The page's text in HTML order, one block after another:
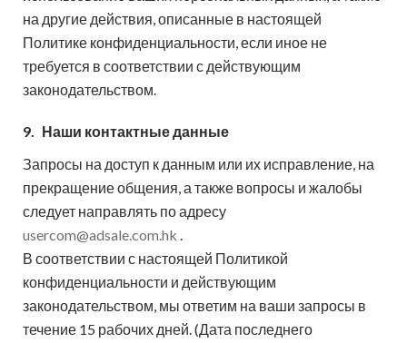
на другие действия, описанные в настоящей
Политике конфиденциальности, если иное не
требуется в соответствии с действующим
законодательством.
9. Наши контактные данные
Запросы на доступ к данным или их исправление, на
прекращение общения, а также вопросы и жалобы
следует направлять по адресу
usercom@adsale.com.hk .
В соответствии с настоящей Политикой
конфиденциальности и действующим
законодательством, мы ответим на ваши запросы в
течение 15 рабочих дней. (Дата последнего